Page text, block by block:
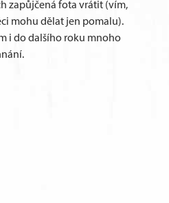
zapůjčená fota vrátit (vím,
mohu dělat jen pomalu).
i do dalšího roku mnoho